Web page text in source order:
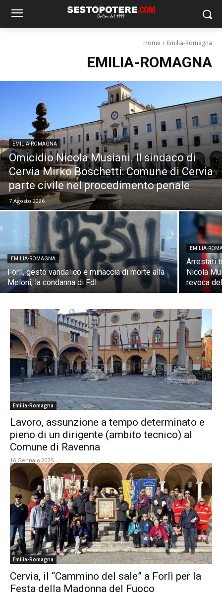
Home Emilia-Romagna
EMILIA-ROMAGNA
EMILIA-ROMAGNA
Omicidio Nicola Musiani. Il sindaco di
Cervia Mirko Boschetti: Comune di Cervia
parte civile nel procedimento penale
7 Agosto 2026
EMILIA-ROMAGNA
Forlì, gesto vandalico e minaccia di morte alla
Meloni, la condanna di FdI
EMILIA-
Arrestati
Nicola
revoca
Emilia-Romagna
Lavoro, assunzione a tempo determinato e
pieno di un dirigente (ambito tecnico) al
Comune di Ravenna
16 Gennaio 2025
Emilia-Romagna
Cervia, il “Cammino del sale” a Forlì per la
Festa della Madonna del Fuoco